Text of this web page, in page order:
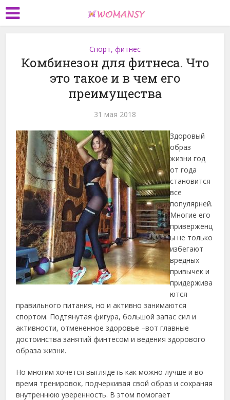
Спорт, фитнес
Комбинезон для фитнеса. Что
это такое и в чем его
преимущества
31 мая 2018
Здоровый
образ
жизни год
от года
становится
все
популярней.
Многие его
приверженц
ы не только
избегают
вредных
привычек и
придержива
ются
правильного питания, но и активно занимаются
спортом. Подтянутая фигура, большой запас сил и
активности, отмененное здоровье –вот главные
достоинства занятий финтесом и ведения здорового
образа жизни.
Но многим хочется выглядеть как можно лучше и во
время тренировок, подчеркивая свой образ и сохраняя
внутреннюю уверенность. В этом помогает